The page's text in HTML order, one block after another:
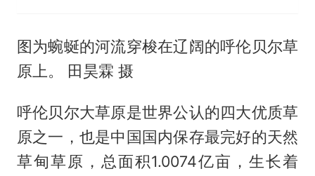
图为蜿蜒的河流穿梭在辽阔的呼伦贝尔草
原上。 田昊霖 摄
呼伦贝尔大草原是世界公认的四大优质草
原之一，也是中国国内保存最完好的天然
草甸草原，总面积1.0074亿亩，生长着